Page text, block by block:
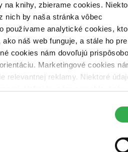
na knihy, zbierame cookies.
nich by naša stránka vôbec
používame analytické cookies,
náš web funguje, a stále ho
cookies nám dovoľujú
Marketingové cookies
relevantnej reklamy. Niektoré